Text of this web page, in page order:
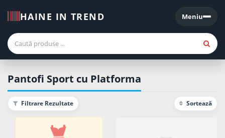
HAINE IN TREND Meniu
Meniu
Pantofi Sport cu Platforma
Filtrare Rezultate Sortează